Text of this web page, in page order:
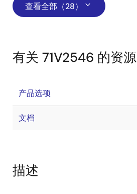
查看全部（28）
有关 71V2546 的资源
产品选项
文档
描述